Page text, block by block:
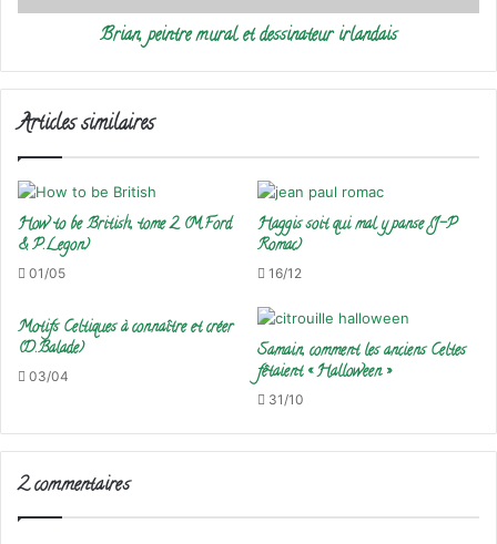
Brian, peintre mural et dessinateur irlandais
Articles similaires
How to be British, tome 2 (M.Ford
& P.Legon)
01/05
Haggis soit qui mal y panse (J-P
Romac)
16/12
Motifs Celtiques à connaître et créer
(D.Balade)
03/04
Samain, comment les anciens Celtes
fêtaient « Halloween »
31/10
2 commentaires